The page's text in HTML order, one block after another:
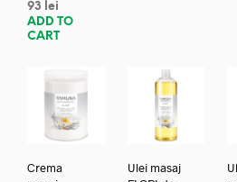
93
lei
ADD TO
CART
Crema
Ulei masaj